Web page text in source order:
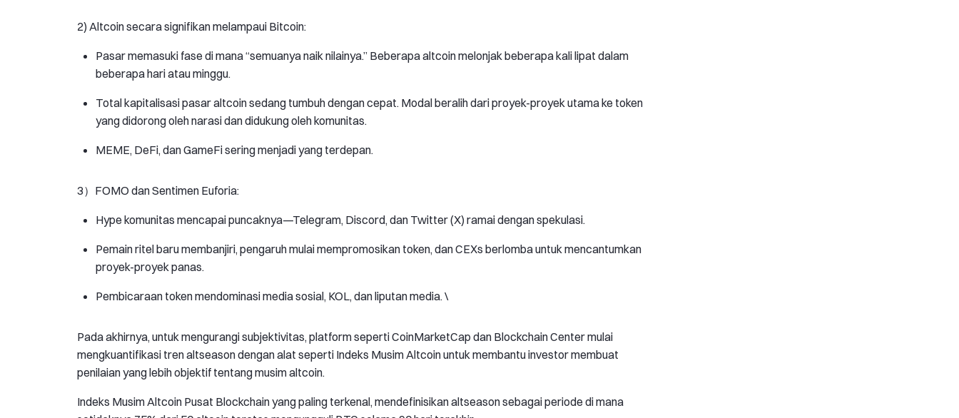
2) Altcoin secara signifikan melampaui Bitcoin:
Pasar memasuki fase di mana “semuanya naik nilainya.” Beberapa altcoin melonjak beberapa kali lipat dalam
beberapa hari atau minggu.
Total kapitalisasi pasar altcoin sedang tumbuh dengan cepat. Modal beralih dari proyek-proyek utama ke token
yang didorong oleh narasi dan didukung oleh komunitas.
MEME, DeFi, dan GameFi sering menjadi yang terdepan.
3）FOMO dan Sentimen Euforia:
Hype komunitas mencapai puncaknya—Telegram, Discord, dan Twitter (X) ramai dengan spekulasi.
Pemain ritel baru membanjiri, pengaruh mulai mempromosikan token, dan CEXs berlomba untuk mencantumkan
proyek-proyek panas.
Pembicaraan token mendominasi media sosial, KOL, dan liputan media. \
Pada akhirnya, untuk mengurangi subjektivitas, platform seperti CoinMarketCap dan Blockchain Center mulai
mengkuantifikasi tren altseason dengan alat seperti Indeks Musim Altcoin untuk membantu investor membuat
penilaian yang lebih objektif tentang musim altcoin.
Indeks Musim Altcoin Pusat Blockchain yang paling terkenal, mendefinisikan altseason sebagai periode di mana